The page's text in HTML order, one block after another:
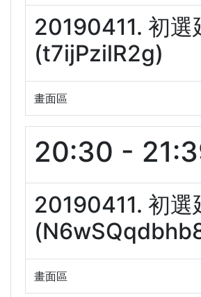
20190411. 初
(t7ijPzilR2g)
畫面區
20:30 -
20190411. 初
畫面區